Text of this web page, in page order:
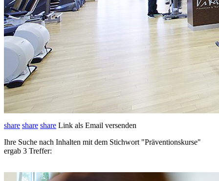
share share share Link als Email versenden
Ihre Suche nach Inhalten mit dem Stichwort "Präventionskurse"
ergab 3 Treffer: